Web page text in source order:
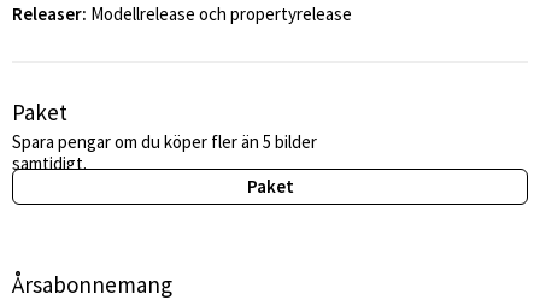
Releaser: Modellrelease och propertyrelease
Paket
Spara pengar om du köper fler än 5 bilder
samtidigt.
Paket
Årsabonnemang